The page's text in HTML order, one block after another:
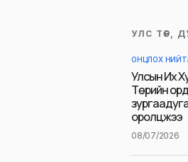
УЛС ТӨР,
ОНЦЛОХ
Улсын Их
Төрийн
оролцжээ
08/07/2026